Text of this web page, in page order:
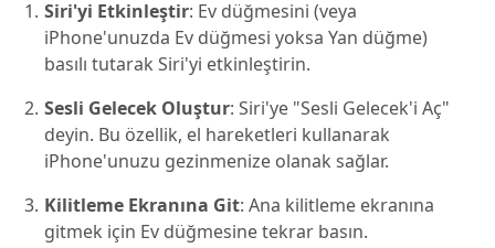
Siri'yi Etkinleştir: Ev düğmesini (veya
iPhone'unuzda Ev düğmesi yoksa Yan düğme)
basılı tutarak Siri'yi etkinleştirin.
Sesli Gelecek Oluştur: Siri'ye "Sesli Gelecek'i Aç"
deyin. Bu özellik, el hareketleri kullanarak
iPhone'unuzu gezinmenize olanak sağlar.
Kilitleme Ekranına Git: Ana kilitleme ekranına
gitmek için Ev düğmesine tekrar basın.